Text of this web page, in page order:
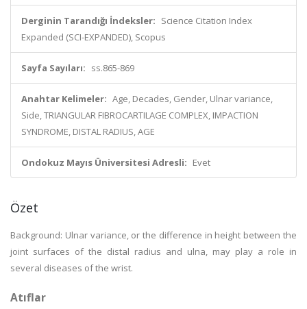
Derginin Tarandığı İndeksler: Science Citation Index
Expanded (SCI-EXPANDED), Scopus
Sayfa Sayıları: ss.865-869
Anahtar Kelimeler: Age, Decades, Gender, Ulnar variance,
Side, TRIANGULAR FIBROCARTILAGE COMPLEX, IMPACTION
SYNDROME, DISTAL RADIUS, AGE
Ondokuz Mayıs Üniversitesi Adresli: Evet
Özet
Background: Ulnar variance, or the difference in height between the
joint surfaces of the distal radius and ulna, may play a role in
several diseases of the wrist.
Atıflar